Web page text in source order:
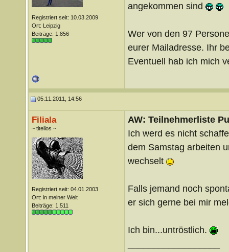
Registriert seit: 10.03.2009
Ort: Leipzig
Beiträge: 1.856
angekommen sind
Wer von den 97
eurer Mailadresse. Ihr
Eventuell hab ich mich
05.11.2011, 14:56
Filiala
~ titellos ~
Registriert seit: 04.01.2003
Ort: in meiner Welt
Beiträge: 1.511
AW: Teilnehmerliste
Ich werd es nicht
dem Samstag arbeiten
wechselt
Falls jemand noch
er sich gerne bei mir
Ich bin...untröstlich.